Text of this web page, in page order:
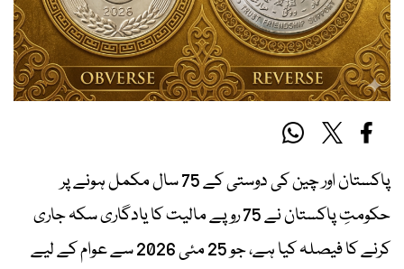
پاکستان اور چین کی دوستی کے 75 سال مکمل ہونے پر
حکومتِ پاکستان نے 75 روپے مالیت کا یادگاری سکہ جاری
کرنے کا فیصلہ کیا ہے، جو 25 مئی 2026 سے عوام کے لیے